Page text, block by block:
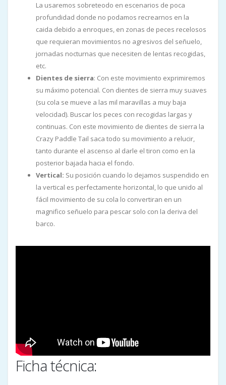
La usaremos sobreteodo en escenarios de poca
profundidad donde no podamos recrearnos en la
caida debido a enroques, en zonas de peces recelosos
que requieran movimientos no agresivos del señuelo,
jornadas nocturnas que necesiten de lentas recogidas,
etc.
Dientes de sierra: Con este movimiento exprimiremos
su máximo potencial. Con dientes de sierra muy suaves
(su cola se mueve a las mil maravillas a muy baja
velocidad). Buscar los peces con recogidas largas y
continuas. Con este movimiento de dientes de sierra la
Crazy Paddle Tail saca todo su movimiento a relucir,
tanto durante el ascenso al darle el tiron como en la
posterior bajada hacia el fondo.
Vertical: Su posición cuando lo dejamos suspendido en
la vertical es perfectamente horizontal, lo que unido al
fácil movimiento de su cola lo convertiran en un
magnifico señuelo para pescar solo con la deriva del
barco.
Ficha técnica: